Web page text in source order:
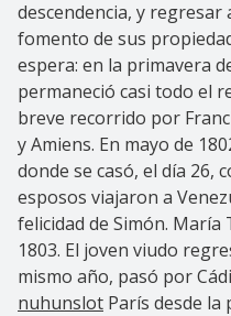
descendencia, y
fomento de sus
espera: en la primavera
permaneció casi todo el
breve recorrido por
y Amiens. En mayo de
donde se casó, el día 26,
esposos viajaron a
felicidad de Simón.
1803. El joven viudo
mismo año, pasó por
nuhunslot París desde la